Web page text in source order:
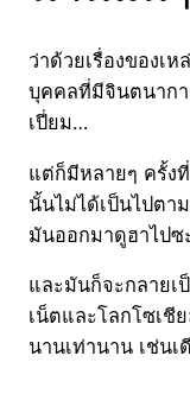
ว่าด้วยเรื่องของเ
บุคคลที่มีจินตนากา
เปี่ยม…
แต่ก็มีหลายๆ ครั้ง
นั้นไม่ได้เป็นไปตา
มันออกมาดูฮาไปซ
และมันก็จะกลายเ
เน็ตและโลกโซเชี
นานเท่านาน เช่น